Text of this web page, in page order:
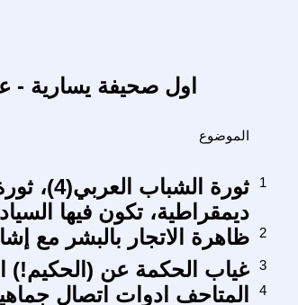
اول صحيفة يسارية -
الموضوع
ثورة
ديمقراطية، تكون فيها
1
ظاهرة الاتجار بالبشر مع 2
غياب الحكمة عن (الحكيم!)
3
المتاحف ادوات اتصال
4